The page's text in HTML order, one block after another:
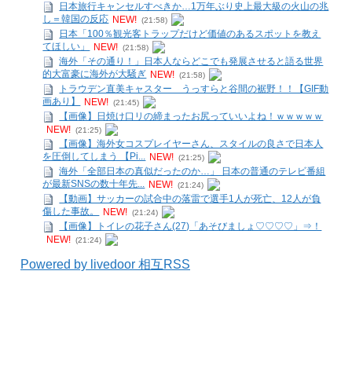
日本旅行キャンセルすべきか…1万年ぶり史上最大級の火山の兆
し＝韓国の反応 NEW! (21:58)
日本「100％観光客トラップだけど価値のあるスポットを教え
てほしい」
NEW! (21:58)
海外「その通り！」日本人ならどこでも発展させると語る世界
的大富豪に海外が大騒ぎ NEW! (21:58)
トラウデン直美キャスター うっすらと谷間の裾野！！【GIF動
画あり】
NEW! (21:45)
【画像】日焼け口リの締まったお尻っていいよね！ｗｗｗｗｗ
NEW! (21:25)
【画像】海外女コスプレイヤーさん、スタイルの良さで日本人
を圧倒してしまう 【Pi... NEW! (21:25)
海外「全部日本の真似だったのか…」 日本の普通のテレビ番組
が最新SNSの数十年先... NEW! (21:24)
【動画】サッカーの試合中の落雷で選手1人が死亡、12人が負
傷した事故。
NEW! (21:24)
【画像】トイレの花子さん(27)「あそびましょ♡♡♡♡」⇒！
NEW! (21:24)
Powered by livedoor 相互RSS